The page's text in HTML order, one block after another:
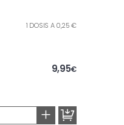
1 DOSIS A 0,25 €
9,95€
+